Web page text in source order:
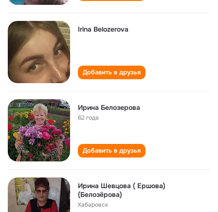
Irina Belozerova
Добавить в друзья
Ирина Белозерова
62 года
Добавить в друзья
Ирина Шевцова ( Ершова)
(Белозёрова)
Хабаровск